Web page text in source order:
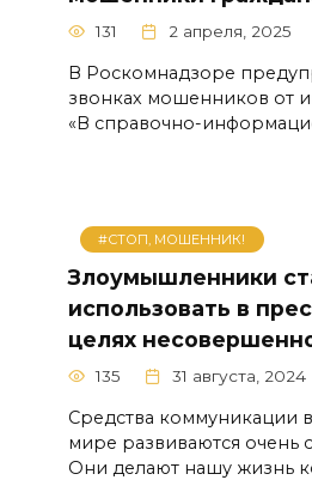
131 2 апреля, 2025
В Роскомнадзоре
звонках мошенников от
«В справочно-
#СТОП, МОШЕННИК!
Злоумышленники
использовать в
целях
135 31 августа, 2024
Средства коммуникации
мире развиваются очень
Они делают нашу жизнь